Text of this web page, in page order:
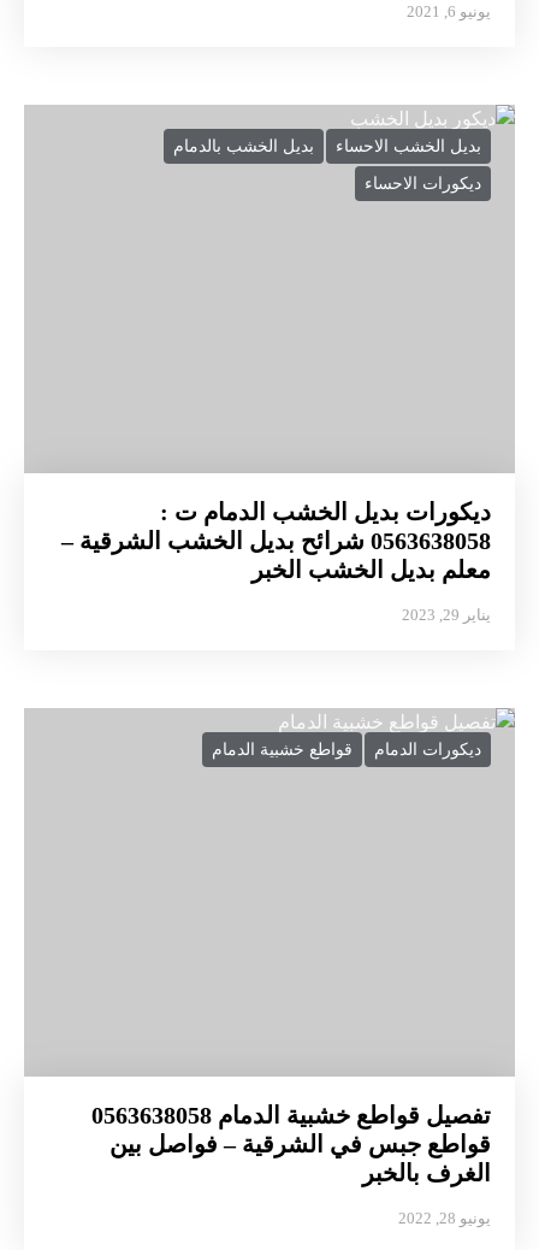
يونيو 6, 2021
بديل الخشب الاحساء بديل الخشب بالدمام
ديكورات الاحساء
ديكورات بديل الخشب الدمام ت :
0563638058 شرائح بديل الخشب الشرقية –
معلم بديل الخشب الخبر
يناير 29, 2023
ديكورات الدمام قواطع خشبية الدمام
تفصيل قواطع خشبية الدمام 0563638058
قواطع جبس في الشرقية – فواصل بين
الغرف بالخبر
يونيو 28, 2022